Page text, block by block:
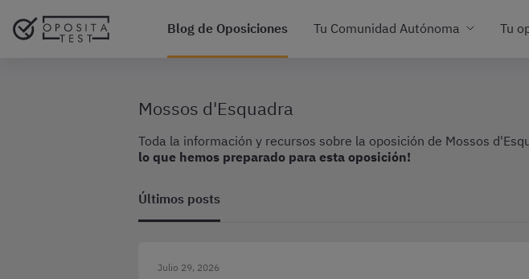
Blog de Oposiciones Tu Comunidad Autónoma Tu
Mossos d'Esquadra
Toda la información y recursos sobre la oposición de Mossos
lo que hemos preparado para esta oposición!
Últimos posts
Julio 29, 2026